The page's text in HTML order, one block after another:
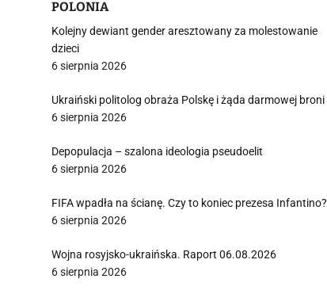
POLONIA
Kolejny dewiant gender aresztowany za molestowanie
dzieci
6 sierpnia 2026
Ukraiński politolog obraża Polskę i żąda darmowej broni
6 sierpnia 2026
Depopulacja – szalona ideologia pseudoelit
6 sierpnia 2026
FIFA wpadła na ścianę. Czy to koniec prezesa Infantino?
6 sierpnia 2026
Wojna rosyjsko-ukraińska. Raport 06.08.2026
6 sierpnia 2026